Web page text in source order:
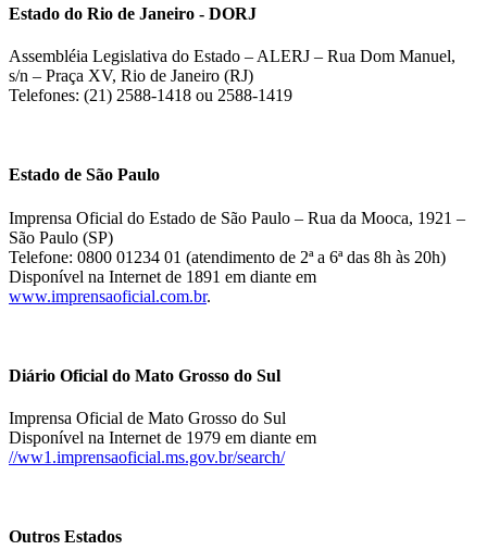
Estado do Rio de Janeiro - DORJ
Assembléia Legislativa do Estado – ALERJ – Rua Dom Manuel,
s/n – Praça XV, Rio de Janeiro (RJ)
Telefones: (21) 2588-1418 ou 2588-1419
Estado de São Paulo
Imprensa Oficial do Estado de São Paulo – Rua da Mooca, 1921 –
São Paulo (SP)
Telefone: 0800 01234 01 (atendimento de 2ª a 6ª das 8h às 20h)
Disponível na Internet de 1891 em diante em
www.imprensaoficial.com.br.
Diário Oficial do Mato Grosso do Sul
Imprensa Oficial de Mato Grosso do Sul
Disponível na Internet de 1979 em diante em
//ww1.imprensaoficial.ms.gov.br/search/
Outros Estados